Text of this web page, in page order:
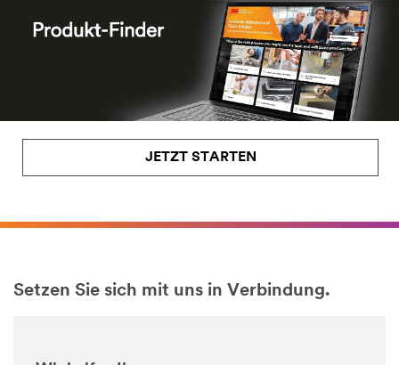
JETZT STARTEN
Setzen Sie sich mit uns in Verbindung.